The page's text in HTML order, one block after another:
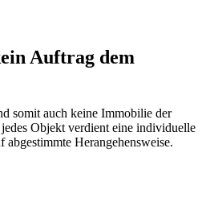
Auftrag dem
somit auch keine Immobilie der
Objekt verdient eine individuelle
abgestimmte Herangehensweise.